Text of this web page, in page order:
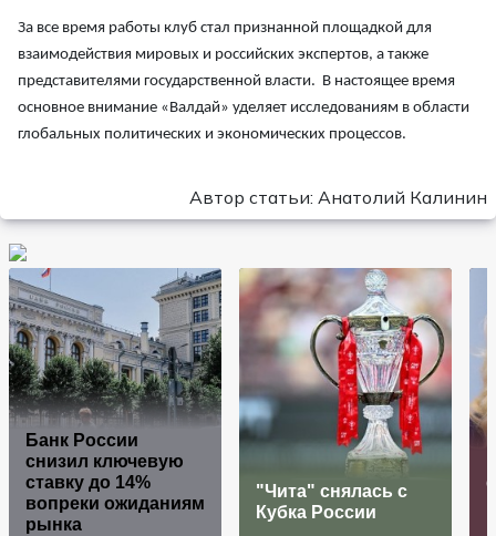
За все время работы клуб стал признанной площадкой для
взаимодействия мировых и российских экспертов, а также
представителями государственной власти. В настоящее время
основное внимание «Валдай» уделяет исследованиям в области
глобальных политических и экономических процессов.
Автор статьи: Анатолий Калинин
Банк России
снизил ключевую
ставку до 14%
вопреки ожиданиям
рынка
"Чита" снялась с
Кубка России